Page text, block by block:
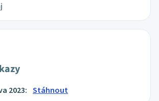
2023: Stáhnout